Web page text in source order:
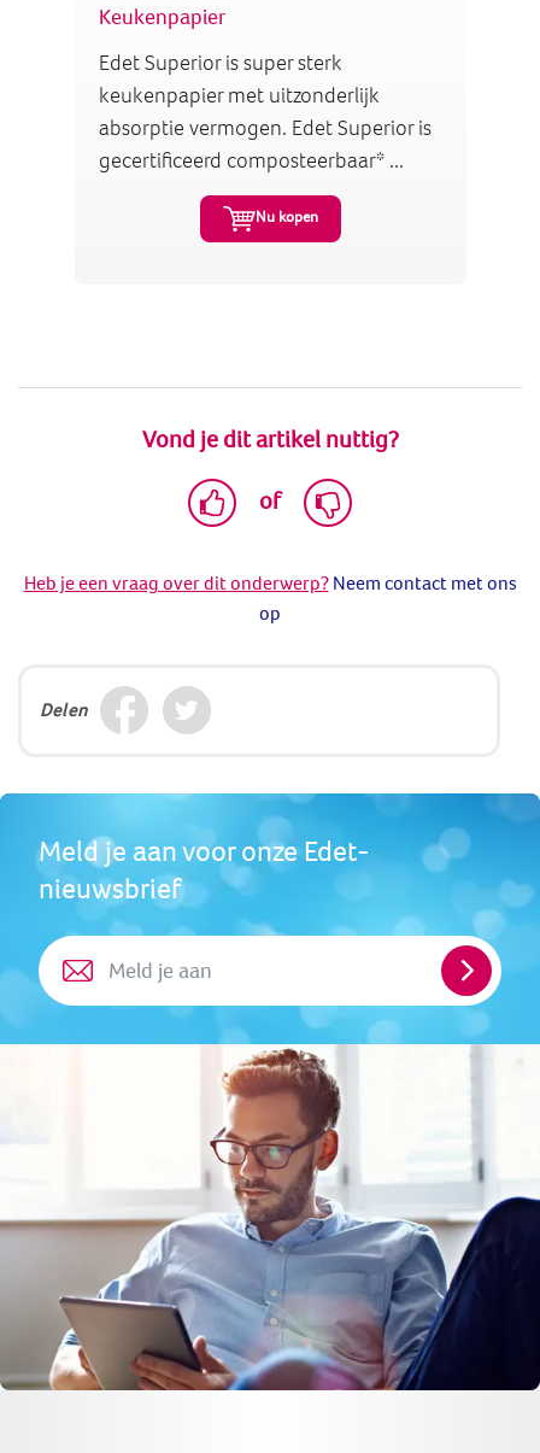
Keukenpapier
Edet Superior is super sterk
keukenpapier met uitzonderlijk
absorptie vermogen. Edet Superior is
gecertificeerd composteerbaar* ...
Nu kopen
Vond je dit artikel nuttig?
of
Heb je een vraag over dit onderwerp?Neem contact met ons
op
Delen
Meld je aan voor onze Edet-
nieuwsbrief
Meld
je
aan